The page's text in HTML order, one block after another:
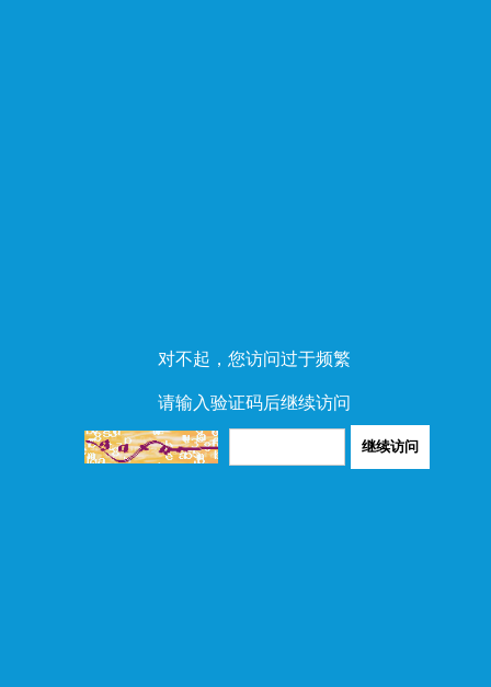
对不起，您访问过于频繁
请输入验证码后继续访问
继续访问